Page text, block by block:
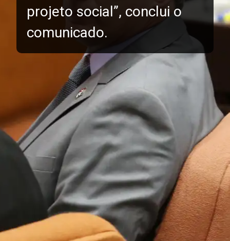
projeto social”, conclui o
comunicado.